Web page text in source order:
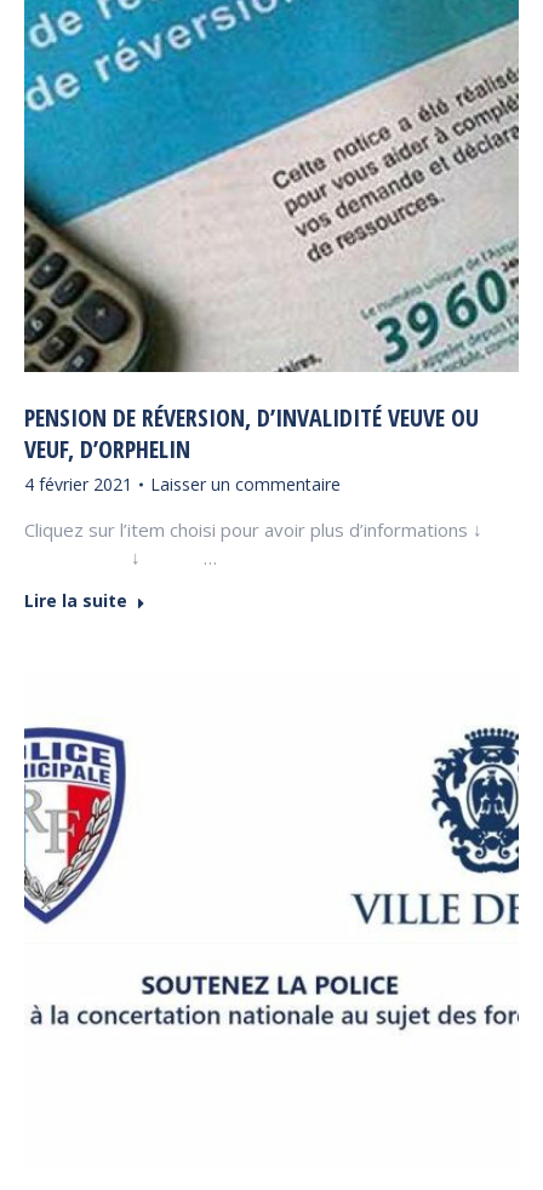
PENSION DE RÉVERSION, D’INVALIDITÉ VEUVE OU
VEUF, D’ORPHELIN
4 février 2021 Laisser un commentaire
Cliquez sur l’item choisi pour avoir plus d’informations ↓
↓ …
Lire la suite